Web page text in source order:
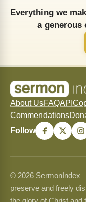
Everything we
a generous
About UsFAQAPI
Commendations
Follow
© 2026 SermonIndex
preserve and freely